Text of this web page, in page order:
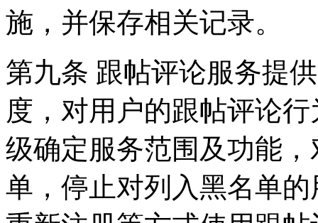
施，并保存相关记录。
第九条 跟帖评论服务提
度，对用户的跟帖评论
级确定服务范围及功能
单，停止对列入黑名单